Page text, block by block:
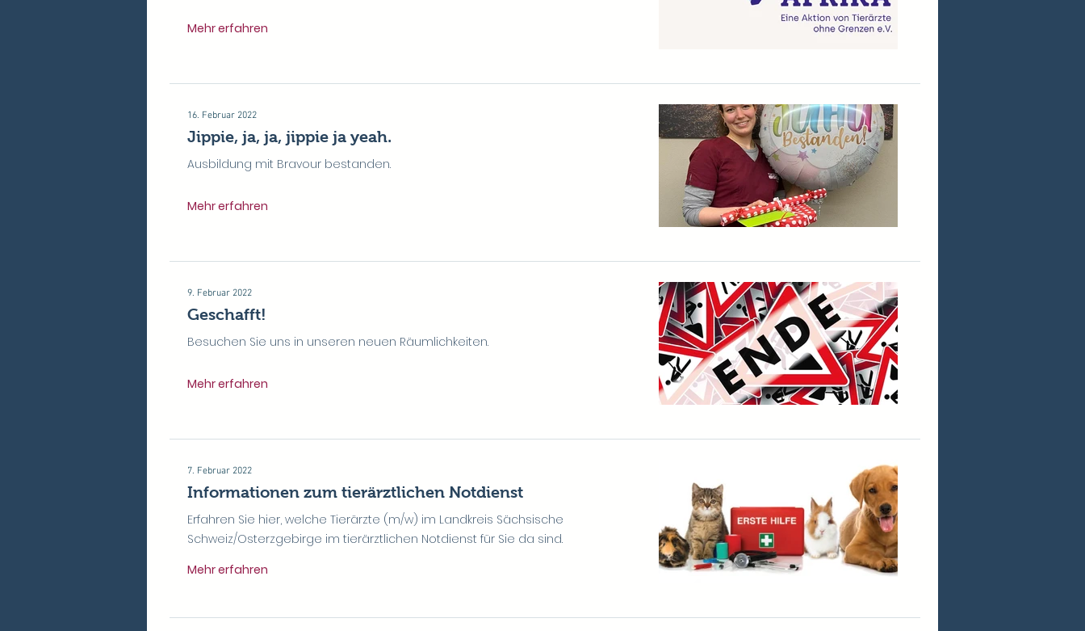
Mehr erfahren
16. Februar 2022
Jippie, ja, ja, jippie ja yeah.
Ausbildung mit Bravour bestanden.
Mehr erfahren
9. Februar 2022
Geschafft!
Besuchen Sie uns in unseren neuen Räumlichkeiten.
Mehr erfahren
7. Februar 2022
Informationen zum tierärztlichen Notdienst
Erfahren Sie hier, welche Tierärzte (m/w) im Landkreis Sächsische
Schweiz/Osterzgebirge im tierärztlichen Notdienst für Sie da sind.
Mehr erfahren